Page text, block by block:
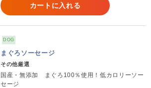
カートに入れる
DOG
まぐろソーセージ
その他厳選
国産・無添加 まぐろ100％使用！低カロリーソー
セージ